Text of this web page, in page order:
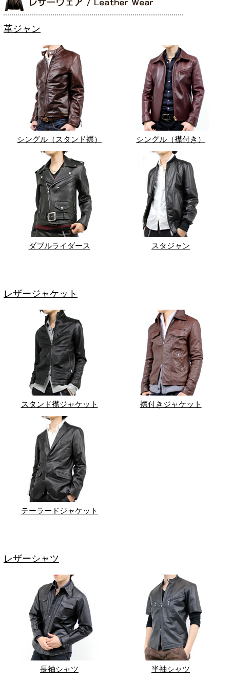
革ジャン
シングル（スタンド襟） シングル（襟付き）
ダブルライダース スタジャン
レザージャケット
スタンド襟ジャケット 襟付きジャケット
テーラードジャケット
レザーシャツ
長袖シャツ 半袖シャツ